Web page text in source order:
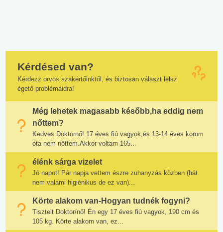
Kérdésed van?
Kérdezz orvos szakértőinktől, és biztosan választ lelsz
égető problémáidra!
Még lehetek magasabb később,ha eddig nem
nőttem?
Kedves Doktornő! 17 éves fiú vagyok,és 13-14 éves korom
óta nem nőttem.Akkor voltam 165...
élénk sárga vizelet
Jó napot! Pár napja vettem észre zuhanyzás közben (hát
nem valami higiénikus de ez van)...
Körte alakom van-Hogyan tudnék fogyni?
Tisztelt Doktor/nő! Én egy 17 éves fiú vagyok, 190 cm és
105 kg. Körte alakom van, ez...